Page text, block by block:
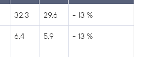
32,3 29,6 - 13 %
6,4 5,9 - 13 %